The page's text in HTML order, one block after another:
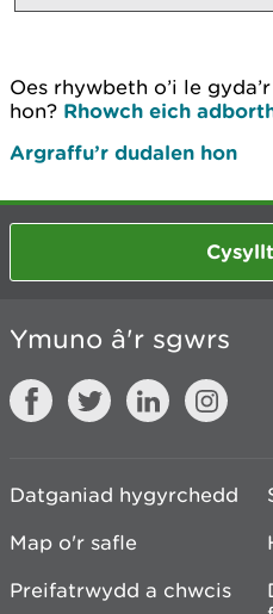
Oes rhywbeth o’i le
hon? Rhowch eich
Argraffu’r dudalen hon
Ymuno â'r sgwrs
Datganiad hygyrchedd
Map o'r safle
Preifatrwydd a chwcis